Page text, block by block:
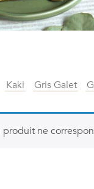
Kaki Gris Galet
produit ne